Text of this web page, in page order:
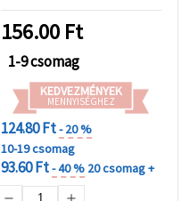
156.00 Ft
1-9 csomag
KEDVEZMÉNYEK
MENNYISÉGHEZ
124.80 Ft- 20 %
10-19 csomag
93.60 Ft- 40 % 20 csomag +